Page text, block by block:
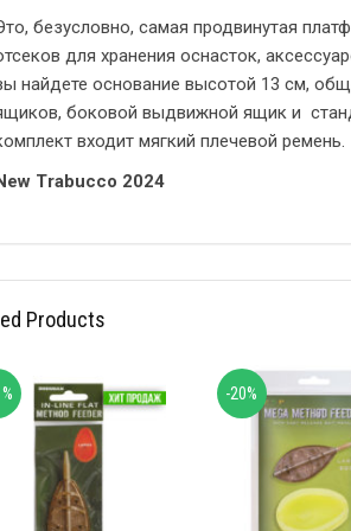
безусловно, самая продвинутая
для хранения оснасток,
найдете основание высотой 13 см,
боковой выдвижной ящик и
входит мягкий плечевой ремень.
Trabucco 2024
Products
-20%